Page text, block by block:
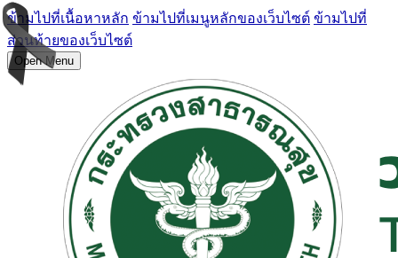
ข้ามไปที่เนื้อหาหลัก ข้ามไปที่เมนูหลักของเว็บไซต์ ข้ามไปที่
ส่วนท้ายของเว็บไซต์
Open Menu